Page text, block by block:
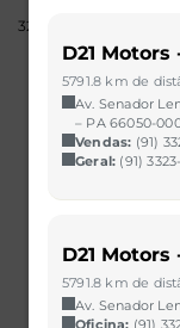
323
D21 Motors
5791.8 km de
Av. Senador
– PA 66050-
Vendas: (91)
Geral: (91)
D21
5791.8 km de
Av. Senador
Oficina: (91)